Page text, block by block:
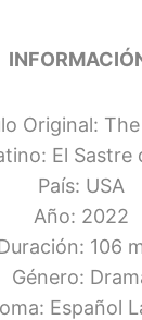
Original:
El Sastre
País: USA
Año: 2022
106
Género:
Español